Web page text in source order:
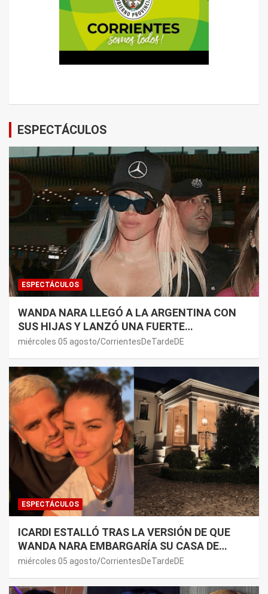
ESPECTÁCULOS
ESPECTÁCULOS
WANDA NARA LLEGÓ A LA ARGENTINA CON
SUS HIJAS Y LANZÓ UNA FUERTE
PREMONICIÓN SOBRE MAURO ICARDI
miércoles 05 agosto CorrientesDeTardeDE
ESPECTÁCULOS
ICARDI ESTALLÓ TRAS LA VERSIÓN DE QUE
WANDA NARA EMBARGARÍA SU CASA DE
NORDELTA: “NECESITAN RASCAR DE ALGÚN
miércoles 05 agosto CorrientesDeTardeDE